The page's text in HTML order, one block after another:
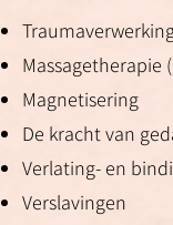
Massagetherapie
Magnetisering
De kracht van
Verlating- en
Verslavingen